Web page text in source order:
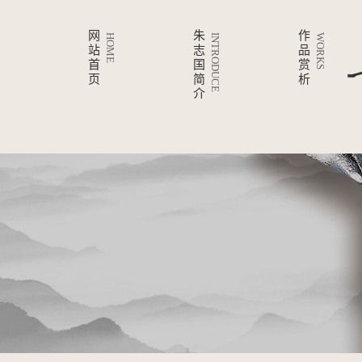
网
站
首
页
HOME
朱
志
国
简
介
INTRODUCE
作
品
赏
析
WORKS